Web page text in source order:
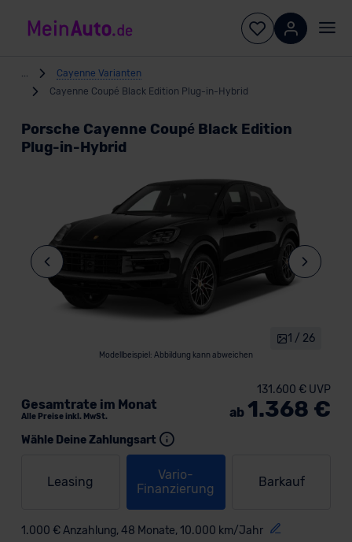
...
Cayenne Varianten
Cayenne Coupé Black Edition Plug-in-Hybrid
Porsche Cayenne Coupé Black Edition
Plug-in-Hybrid
Modellbeispiel: Abbildung kann abweichen
1 / 26
Wähle Deine Zahlungsart
Leasing
Vario-
Finanzierung
Barkauf
1.000 € Anzahlung, 48 Monate, 10.000 km/Jahr
Gesamtrate im Monat
Alle Preise inkl. MwSt.
131.600 € UVP
ab 1.368 €